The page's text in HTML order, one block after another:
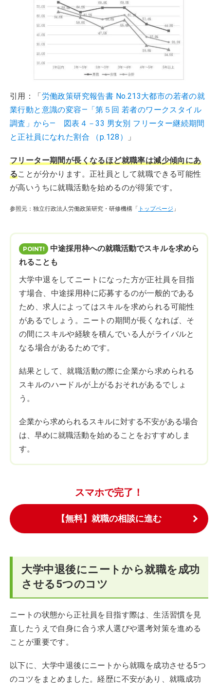
引用：「労働政策研究報告書 No.213大都市の若者の就
業行動と意識の変容―「第５回 若者のワークスタイル
調査」から― 図表４－33 男女別 フリーター継続期間
と正社員になれた割合 （p.128）
」
フリーター期間が長くなるほど就職率は減少傾向にあ
ることが分かります。正社員として就職できる可能性
が高いうちに就職活動を始めるのが得策です。
参照元：独立行政法人労働政策研究・研修機構「 トップページ 」
中途採用枠への就職活動でスキルを求めら
れることも
大学中退をしてニートになった方が正社員を目指
す場合、中途採用枠に応募するのが一般的である
ため、求人によってはスキルを求められる可能性
があるでしょう。ニートの期間が長くなれば、そ
の間にスキルや経験を積んでいる人がライバルと
なる場合があるためです。
結果として、就職活動の際に企業から求められる
スキルのハードルが上がるおそれがあるでしょ
う。
企業から求められるスキルに対する不安がある場合
は、早めに就職活動を始めることをおすすめしま
す。
スマホで完了！
【無料】就職の相談に進む
大学中退後にニートから就職を成功
させる5つのコツ
ニートの状態から正社員を目指す際は、生活習慣を見
直したうえで自身に合う求人選びや選考対策を進める
ことが重要です。
以下に、大学中退後にニートから就職を成功させる5つ
のコツをまとめました。経歴に不安があり、就職成功